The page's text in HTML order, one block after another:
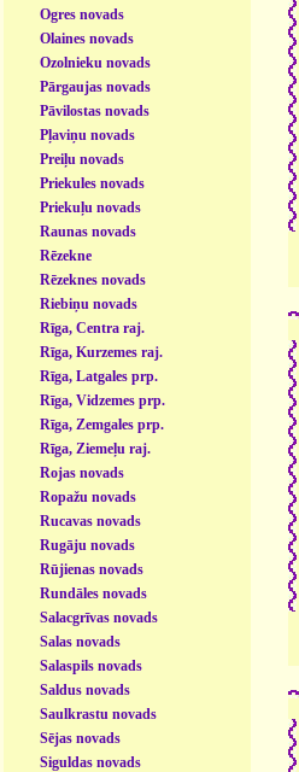
Ogres novads
Olaines novads
Ozolnieku novads
Pārgaujas novads
Pāvilostas novads
Pļaviņu novads
Preiļu novads
Priekules novads
Priekuļu novads
Raunas novads
Rēzekne
Rēzeknes novads
Riebiņu novads
Rīga, Centra raj.
Rīga, Kurzemes raj.
Rīga, Latgales prp.
Rīga, Vidzemes prp.
Rīga, Zemgales prp.
Rīga, Ziemeļu raj.
Rojas novads
Ropažu novads
Rucavas novads
Rugāju novads
Rūjienas novads
Rundāles novads
Salacgrīvas novads
Salas novads
Salaspils novads
Saldus novads
Saulkrastu novads
Sējas novads
Siguldas novads